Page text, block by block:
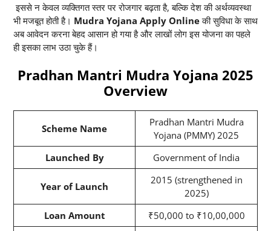
इससे न केवल व्यक्तिगत स्तर पर रोजगार बढ़ता है, बल्कि देश की अर्थव्यवस्था
भी मजबूत होती है। Mudra Yojana Apply Onlineकी सुविधा के साथ
अब आवेदन करना बेहद आसान हो गया है और लाखों लोग इस योजना का पहले
ही इसका लाभ उठा चुके हैं।
Pradhan Mantri Mudra Yojana 2025
Overview
Scheme Name
Pradhan Mantri Mudra
Yojana (PMMY) 2025
Launched By
Government of India
Year of Launch
2015 (strengthened in
2025)
Loan Amount
₹50,000 to ₹10,00,000